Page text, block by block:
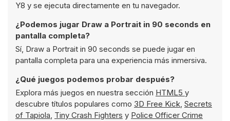
Y8 y se ejecuta directamente en tu navegador.
¿Podemos jugar Draw a Portrait in 90 seconds en
pantalla completa?
Sí, Draw a Portrait in 90 seconds se puede jugar en
pantalla completa para una experiencia más inmersiva.
¿Qué juegos podemos probar después?
Explora más juegos en nuestra sección HTML5 y
descubre títulos populares como 3D Free Kick, Secrets
of Tapiola, Tiny Crash Fighters y Police Officer Crime